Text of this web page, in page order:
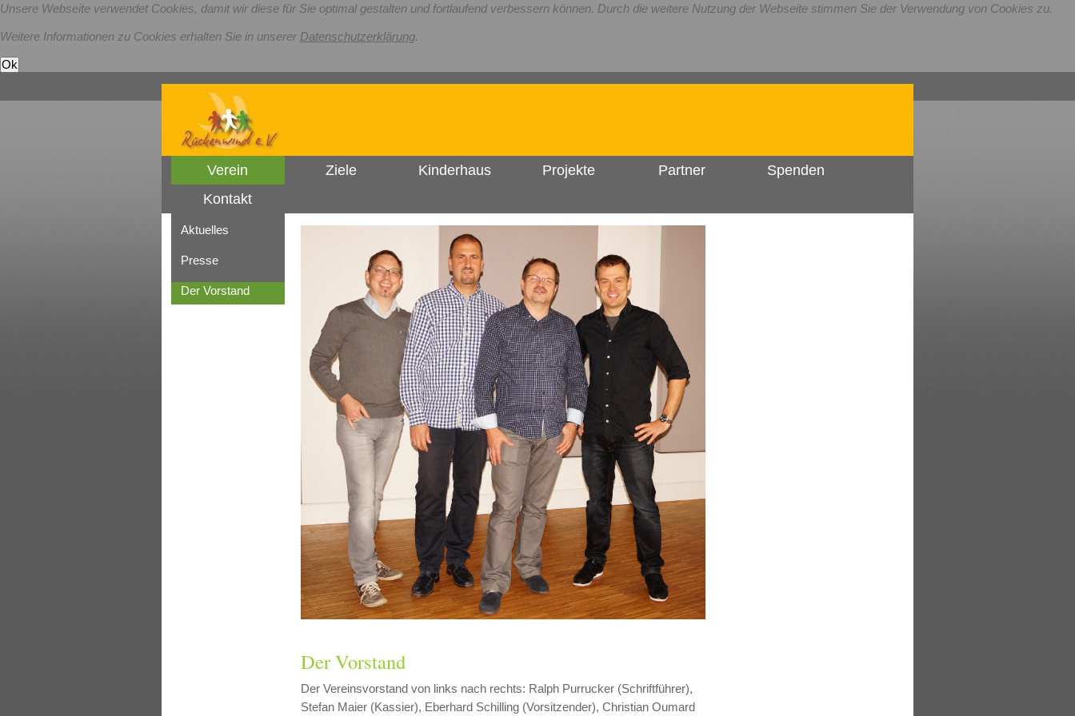
Unsere Webseite verwendet Cookies, damit wir diese für Sie optimal gestalten und fortlaufend verbessern können. Durch die weitere Nutzung der Webseite stimmen Sie der Verwendung von Cookies zu.
Weitere Informationen zu Cookies erhalten Sie in unserer Datenschutzerklärung.
Verein Ziele Kinderhaus Projekte Partner
Spenden
Kontakt
Der Vorstand
Der Vereinsvorstand von links nach rechts: Ralph Purrucker (Schriftführer),
Stefan Maier (Kassier), Eberhard Schilling (Vorsitzender), Christian Oumard
Aktuelles
Presse
Der Vorstand